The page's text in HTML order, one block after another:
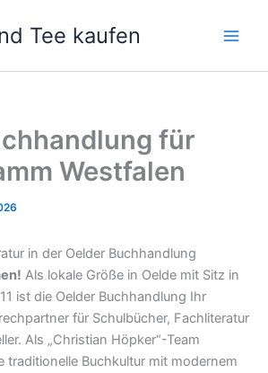
Tee kaufen
für
Westfalen
in der Oelder Buchhandlung
Als lokale Größe in Oelde mit Sitz in
ist die Oelder Buchhandlung Ihr
für Schulbücher, Fachliteratur
Als „Christian Höpker“-Team
traditionelle Buchkultur mit modernem